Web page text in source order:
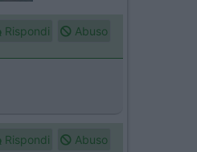
Rispondi Abuso
Rispondi Abuso